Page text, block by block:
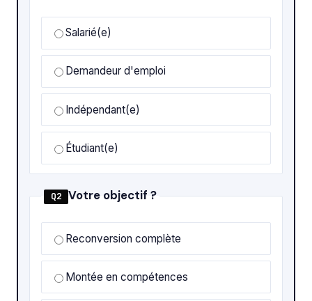
Salarié(e)
Demandeur d'emploi
Indépendant(e)
Étudiant(e)
Q2 Votre objectif ?
Reconversion complète
Montée en compétences